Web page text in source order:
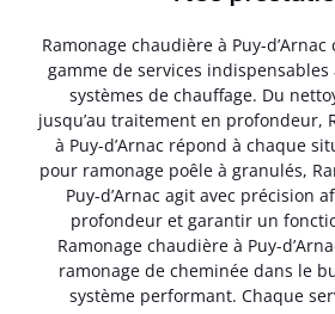
Ramonage chaudière à Puy-
gamme de services indispensables
systèmes de chauffage. Du
jusqu’au traitement en profondeur,
à Puy-d’Arnac répond à chaque
pour ramonage poêle à granulés,
Puy-d’Arnac agit avec précision
profondeur et garantir un
Ramonage chaudière à Puy-
ramonage de cheminée dans le
système performant. Chaque